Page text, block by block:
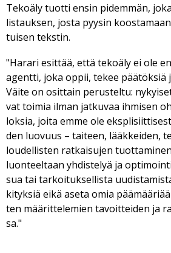
Te­ko­ä­ly tuot­ti en­sin pi­dem­män,
lis­tauk­sen, jos­ta pyy­sin
tui­sen teks­tin.
"Ha­ra­ri esit­tää, et­tä te­ko­ä­ly ei ole
agent­ti, joka op­pii, te­kee pää­tök­siä
Väi­te on osit­tain pe­rus­tel­tu:
vat toi­mia il­man jat­ku­vaa ih­mi­sen
lok­sia, joi­ta em­me ole
den luo­vuus – tai­teen, lääk­kei­den,
lou­del­lis­ten rat­kai­su­jen
luon­teel­taan yh­dis­te­lyä ja
sua tai tar­koi­tuk­sel­lis­ta
ki­tyk­siä ei­kä ase­ta omia
ten mää­rit­te­le­mien ta­voit­tei­den ja
sa."